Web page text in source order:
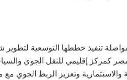
تنفيذ خططها التوسعية لتطوير
كمركز إقليمي للنقل الجوي
وتعزيز الربط الجوي مع